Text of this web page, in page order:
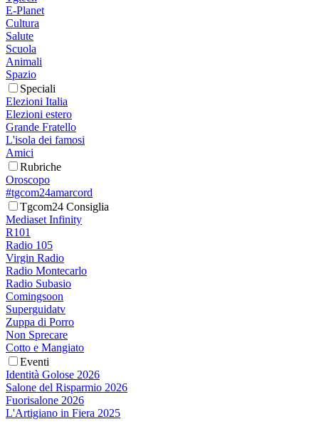
E-Planet
Cultura
Salute
Scuola
Animali
Spazio
Speciali
Elezioni Italia
Elezioni estero
Grande Fratello
L'isola dei famosi
Amici
Rubriche
Oroscopo
#tgcom24amarcord
Tgcom24 Consiglia
Mediaset Infinity
R101
Radio 105
Virgin Radio
Radio Montecarlo
Radio Subasio
Comingsoon
Superguidatv
Zuppa di Porro
Non Sprecare
Cotto e Mangiato
Eventi
Identità Golose 2026
Salone del Risparmio 2026
Fuorisalone 2026
L'Artigiano in Fiera 2025